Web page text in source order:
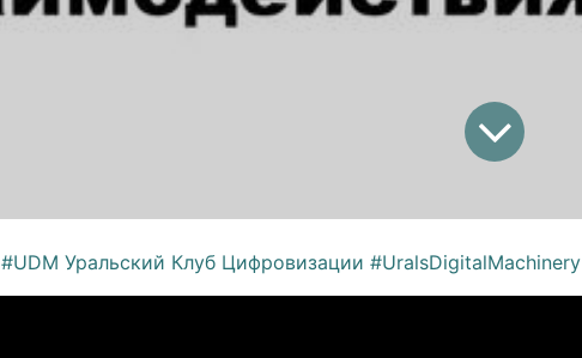
#UDM Уральский Клуб Цифровизации #UralsDigitalMachinery